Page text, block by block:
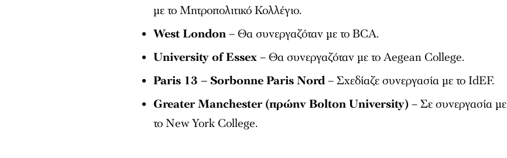
με το Μητροπολιτικό Κολλέγιο.
West London– Θα συνεργαζόταν με το BCA.
University of Essex– Θα συνεργαζόταν με το Aegean College.
Paris 13 – Sorbonne Paris Nord– Σχεδίαζε συνεργασία με το IdEF.
Greater Manchester (πρώην Bolton University)– Σε συνεργασία με
το New York College.